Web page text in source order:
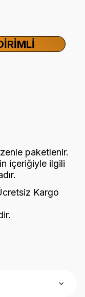
paketlenir.
içeriğiyle ilgili
Kargo